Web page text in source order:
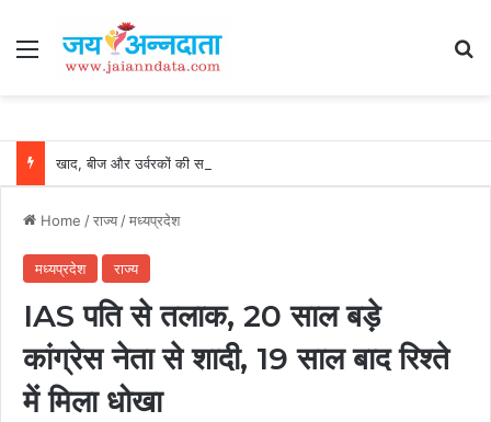
Menu
Home /राज्य/मध्यप्रदेश
मध्यप्रदेश राज्य
IAS पति से तलाक, 20 साल बड़े
कांग्रेस नेता से शादी, 19 साल बाद रिश्ते
में मिला धोखा